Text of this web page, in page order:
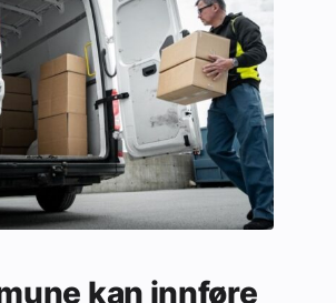
kan innføre